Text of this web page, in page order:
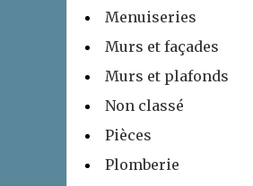
Menuiseries
Murs et façades
Murs et plafonds
Non classé
Pièces
Plomberie